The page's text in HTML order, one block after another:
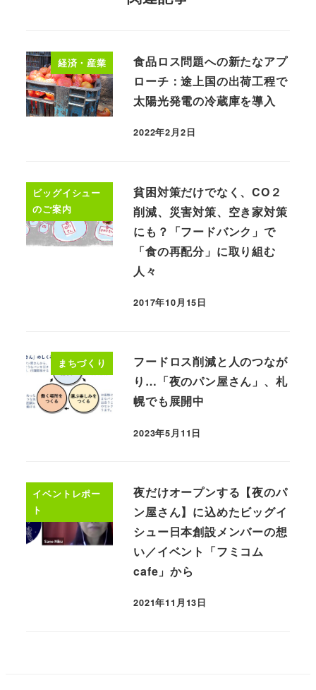
経済・産業
食品ロス問題への新たなアプ
ローチ：途上国の出荷工程で
太陽光発電の冷蔵庫を導入
2022年2月2日
ビッグイシュー
のご案内
貧困対策だけでなく、CO２
削減、災害対策、空き家対策
にも？「フードバンク」で
「食の再配分」に取り組む
人々
2017年10月15日
まちづくり
フードロス削減と人のつなが
り…「夜のパン屋さん」、札
幌でも展開中
2023年5月11日
イベントレポー
ト
夜だけオープンする【夜のパ
ン屋さん】に込めたビッグイ
シュー日本創設メンバーの想
い／イベント「フミコム
cafe」から
2021年11月13日